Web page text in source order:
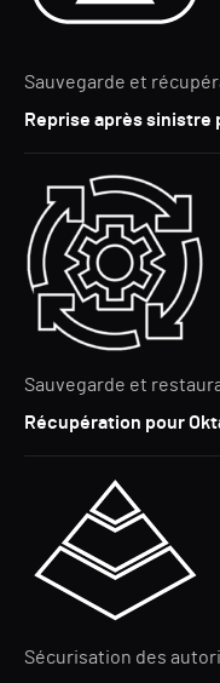
Sauvegarde et
Reprise après sinistre
Sauvegarde et
Récupération pour
Sécurisation des